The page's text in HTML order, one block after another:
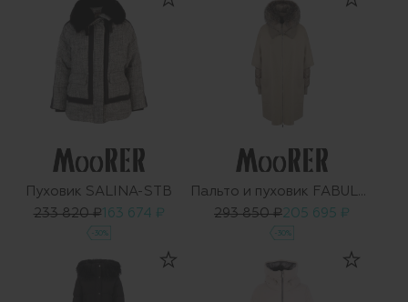
Пуховик SALINA-STB
233 820 ₽163 674 ₽
-30%
Пальто и пуховик FABULA-CZI
293 850 ₽205 695 ₽
-30%